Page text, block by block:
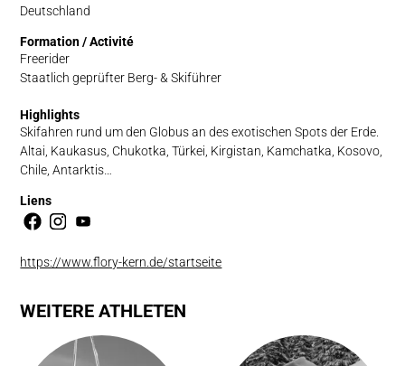
Deutschland
Formation / Activité
Freerider
Staatlich geprüfter Berg- & Skiführer
Highlights
Skifahren rund um den Globus an des exotischen Spots der Erde.
Altai, Kaukasus, Chukotka, Türkei, Kirgistan, Kamchatka, Kosovo,
Chile, Antarktis…
Liens
https://www.flory-kern.de/startseite
WEITERE ATHLETEN